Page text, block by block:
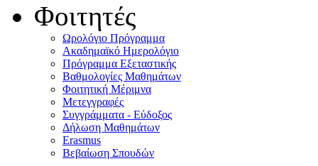
Φοιτητές
Ωρολόγιο Πρόγραμμα
Ακαδημαϊκό Ημερολόγιο
Πρόγραμμα Εξεταστικής
Βαθμολογίες Μαθημάτων
Φοιτητική Μέριμνα
Μετεγγραφές
Συγγράμματα - Εύδοξος
Δήλωση Μαθημάτων
Erasmus
Βεβαίωση Σπουδών